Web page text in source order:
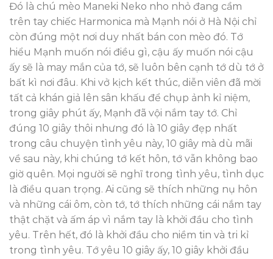
Đó là chú mèo Maneki Neko nho nhỏ đang cầm
trên tay chiếc Harmonica mà Mạnh nói ở Hà Nội chỉ
còn đúng một nơi duy nhất bán con mèo đó. Tớ
hiểu Mạnh muốn nói điều gì, cậu ấy muốn nói cậu
ấy sẽ là may mắn của tớ, sẽ luôn bên cạnh tớ dù tớ ở
bất kì nơi đâu. Khi vở kịch kết thúc, diễn viên đã mời
tất cả khán giả lên sân khấu để chụp ảnh kỉ niệm,
trong giây phút ấy, Mạnh đã vội nắm tay tớ. Chỉ
đúng 10 giây thôi nhưng đó là 10 giây đẹp nhất
trong câu chuyện tình yêu này, 10 giây mà dù mãi
về sau này, khi chúng tớ kết hôn, tớ vẫn không bao
giờ quên. Mọi người sẽ nghĩ trong tình yêu, tình dục
là điều quan trọng. Ai cũng sẽ thích những nụ hôn
và những cái ôm, còn tớ, tớ thích những cái nắm tay
thật chặt và ấm áp vì nắm tay là khởi đầu cho tình
yêu. Trên hết, đó là khởi đầu cho niềm tin và tri kỉ
trong tình yêu. Tớ yêu 10 giây ấy, 10 giây khởi đầu